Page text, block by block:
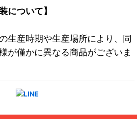
について】
生産時期や生産場所により、同
が僅かに異なる商品がございま